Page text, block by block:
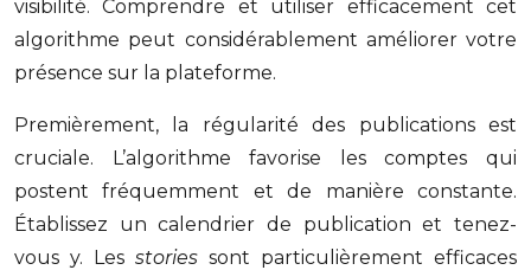
visibilité. Comprendre et utiliser efficacement cet
algorithme peut considérablement améliorer votre
présence sur la plateforme.
Premièrement, la régularité des publications est
cruciale. L’algorithme favorise les comptes qui
postent fréquemment et de manière constante.
Établissez un calendrier de publication et tenez-
vous y. Les stories sont particulièrement efficaces